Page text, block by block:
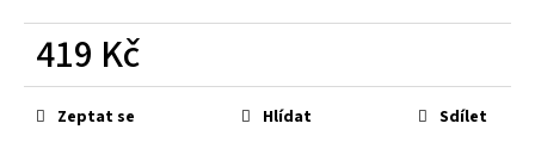
419 Kč
Měrná
cena:Zeptat se Hlídat Sdílet
D
o